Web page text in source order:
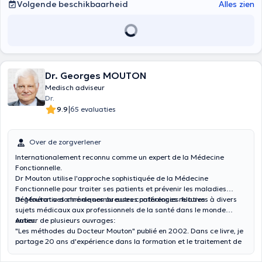
Volgende beschikbaarheid
Alles zien
Dr. Georges MOUTON
Medisch adviseur
Dr.
9.9|65 evaluaties
Over de zorgverlener
Internationalement reconnu comme un expert de la Médecine
Fonctionnelle.
Dr Mouton utilise l'approche sophistiquée de la Médecine
Fonctionnelle pour traiter ses patients et prévenir les maladies
dégénératives chroniques ou autres pathologies futures.
Dr Mouton a donné de nombreuses conférences relatives à divers
sujets médicaux aux professionnels de la santé dans le monde
entier.
Auteur de plusieurs ouvrages:
"Les méthodes du Docteur Mouton" publié en 2002. Dans ce livre, je
partage 20 ans d'expérience dans la formation et le traitement de